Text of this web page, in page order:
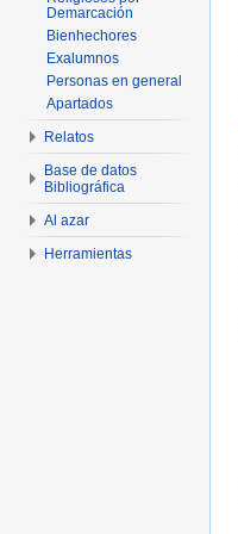
Demarcación
Bienhechores
Exalumnos
Personas en general
Apartados
Relatos
Base de datos
Bibliográfica
Al azar
Herramientas